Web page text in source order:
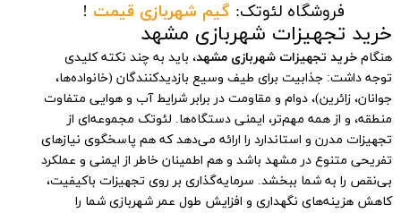
فروشگاه لئوتک: گیم شهربازی قیمت !
خرید تجهیزات شهربازی مشهد
هنگام خرید تجهیزات شهربازی مشهد، باید به چند نکته کلیدی
توجه داشت: جذابیت برای طیف وسیع بازدیدکنندگان (خانواده‌ها،
جوانان، زائرین)، دوام و مقاومت در برابر شرایط آب و هوایی متفاوت
منطقه، و از همه مهم‌تر، ایمنی دستگاه‌ها. لئوتک مجموعه‌ای از
تجهیزات مدرن و استاندارد را ارائه می‌دهد که هم پاسخگوی نیازهای
تفریحی متنوع در مشهد باشد و هم اطمینان خاطر از ایمنی و عملکرد
بی‌نقص را به شما ببخشد. سرمایه‌گذاری بر روی تجهیزات باکیفیت،
کاهش هزینه‌های نگهداری و افزایش طول عمر شهربازی شما را